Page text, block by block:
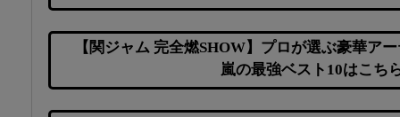
【関ジャム 完全燃SHOW】プロが選ぶ豪華ア
嵐の最強ベスト10はこち